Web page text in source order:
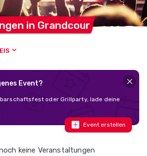
in Grandcour
Event?
oder Grillparty, lade deine
Event erstellen
keine Veranstaltungen